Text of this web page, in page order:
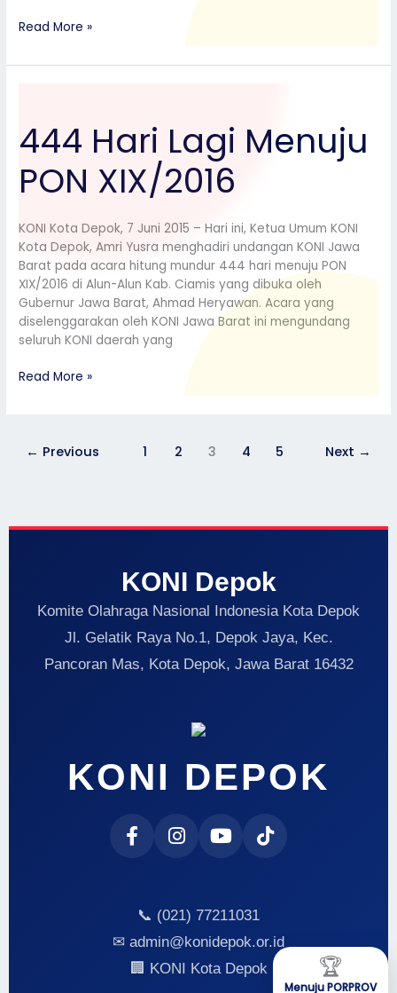
Read More »
444 Hari Lagi Menuju
PON XIX/2016
KONI Kota Depok, 7 Juni 2015 – Hari ini, Ketua Umum KONI
Kota Depok, Amri Yusra menghadiri undangan KONI Jawa
Barat pada acara hitung mundur 444 hari menuju PON
XIX/2016 di Alun-Alun Kab. Ciamis yang dibuka oleh
Gubernur Jawa Barat, Ahmad Heryawan. Acara yang
diselenggarakan oleh KONI Jawa Barat ini mengundang
seluruh KONI daerah yang
Lagi
Menuju
PON
XIX/2016
Read More »
← Previous 1 2 3 4 5 Next →
KONI Depok
Komite Olahraga Nasional Indonesia Kota Depok
Jl. Gelatik Raya No.1, Depok Jaya, Kec.
Pancoran Mas, Kota Depok, Jawa Barat 16432
KONI DEPOK
📞 (021) 77211031
✉ admin@konidepok.or.id
🏢 KONI Kota Depok
🏆
Menuju PORPROV